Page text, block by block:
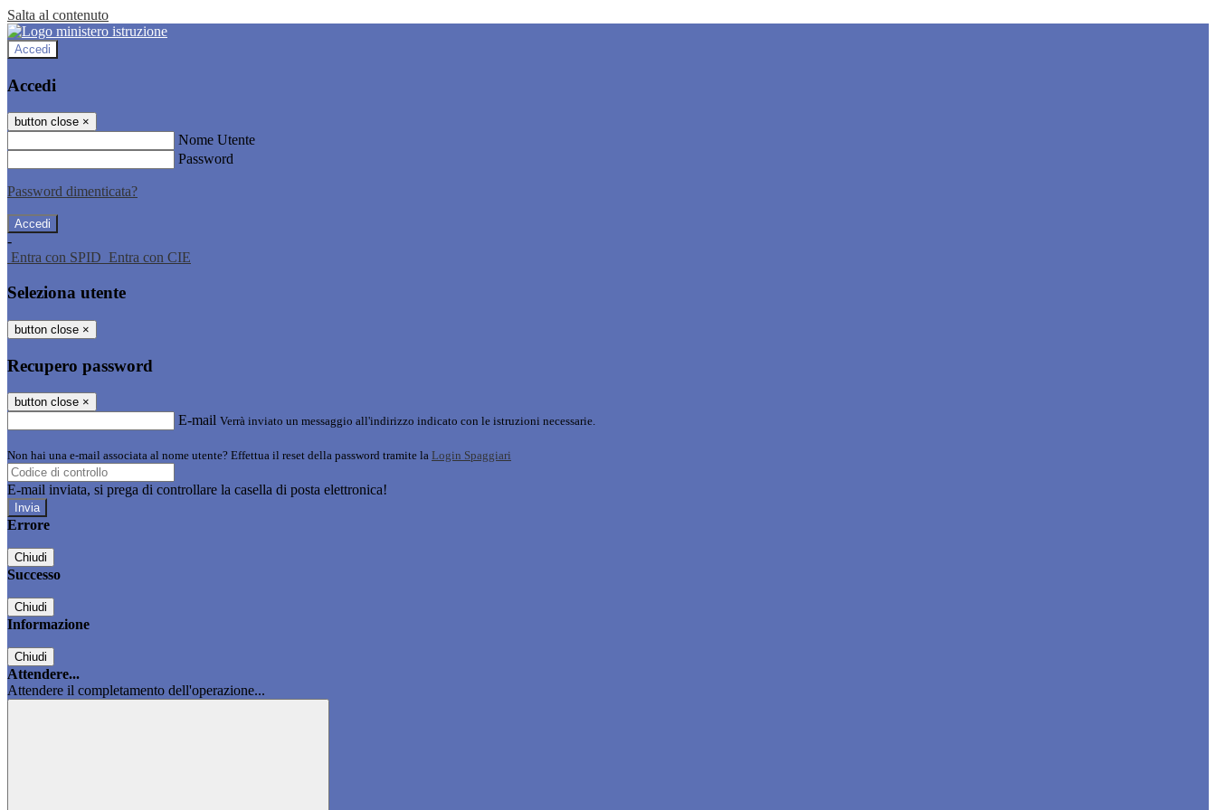
Salta al contenuto
Accedi
Accedi
button close ×
Nome Utente
Password
Password dimenticata?
-
Entra con SPID Entra con CIE
Seleziona utente
button close ×
Recupero password
button close ×
E-mail Verrà inviato un messaggio all'indirizzo indicato con le istruzioni necessarie.
Non hai una e-mail associata al nome utente? Effettua il reset della password tramite la Login Spaggiari
E-mail inviata, si prega di controllare la casella di posta elettronica!
Errore
Chiudi
Successo
Chiudi
Informazione
Chiudi
Attendere...
Attendere il completamento dell'operazione...